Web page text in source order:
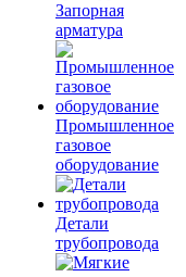
Запорная
арматура
Промышленное
газовое
оборудование
Детали
трубопровода